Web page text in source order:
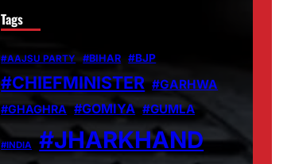
Tags
#AAJSU PARTY #BIHAR #BJP
#CHIEFMINISTER #GARHWA
#GHAGHRA #GOMIYA #GUMLA
#INDIA #JHARKHAND